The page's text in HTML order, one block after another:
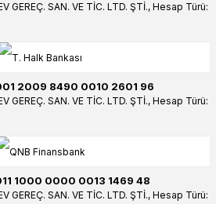
GEREÇ. SAN. VE TİC. LTD. ŞTİ., Hesap Türü:
2009 8490 0010 2601 96
GEREÇ. SAN. VE TİC. LTD. ŞTİ., Hesap Türü:
1000 0000 0013 1469 48
GEREÇ. SAN. VE TİC. LTD. ŞTİ., Hesap Türü: